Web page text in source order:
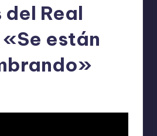
Real
están